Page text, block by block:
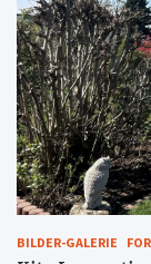
BILDER-GALERIE